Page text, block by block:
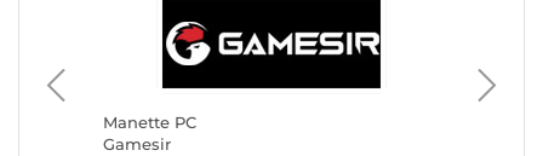
Manette PC
Gamesir